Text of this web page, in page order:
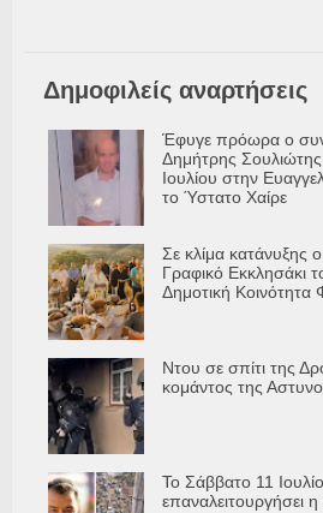
Δημοφιλείς αναρτήσεις
Έφυγε πρόωρα ο
Δημήτρης
Ιουλίου στην
το Ύστατο Χαίρε
Σε κλίμα κατάνυξης
Γραφικό Εκκλησάκι
Δημοτική Κοινότητα
Ντου σε σπίτι της
κομάντος της
Το Σάββατο 11
επαναλειτουργήσει